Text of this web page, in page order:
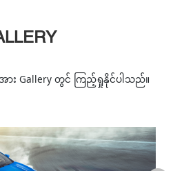
ား Gallery တွင် ကြည့်ရှုနိုင်ပါသည်။